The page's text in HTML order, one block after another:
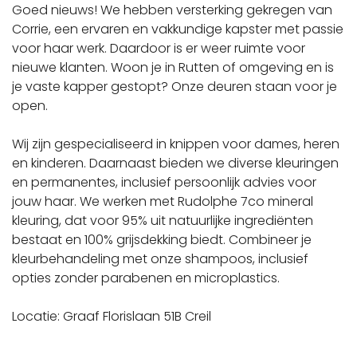
Goed nieuws! We hebben versterking gekregen van
Corrie, een ervaren en vakkundige kapster met passie
voor haar werk. Daardoor is er weer ruimte voor
nieuwe klanten. Woon je in Rutten of omgeving en is
je vaste kapper gestopt? Onze deuren staan voor je
open.
Wij zijn gespecialiseerd in knippen voor dames, heren
en kinderen. Daarnaast bieden we diverse kleuringen
en permanentes, inclusief persoonlijk advies voor
jouw haar. We werken met Rudolphe 7co mineral
kleuring, dat voor 95% uit natuurlijke ingrediënten
bestaat en 100% grijsdekking biedt. Combineer je
kleurbehandeling met onze shampoos, inclusief
opties zonder parabenen en microplastics.
Locatie: Graaf Florislaan 51B Creil